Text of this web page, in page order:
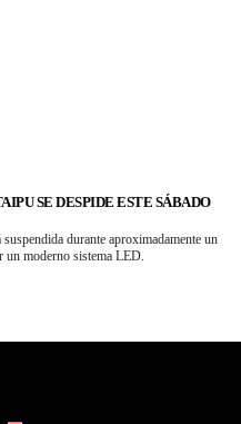
SE DESPIDE ESTE SÁBADO
durante aproximadamente un
un moderno sistema LED.